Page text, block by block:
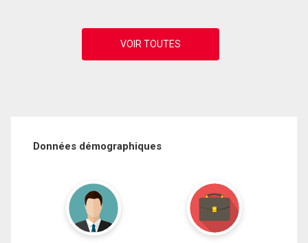
Données démographiques